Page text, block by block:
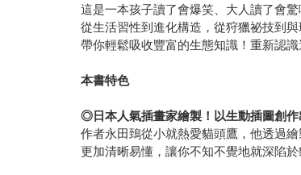
這是一本孩子讀了會爆笑、大人讀了會驚
從生活習性到進化構造，從狩獵祕技到與
帶你輕鬆吸收豐富的生態知識！重新認
本書特色
◎ 日本人氣插畫家繪製！以生動插圖創
作者永田鵄從小就熱愛貓頭鷹，他透過
更加清晰易懂，讓你不知不覺地就深陷於